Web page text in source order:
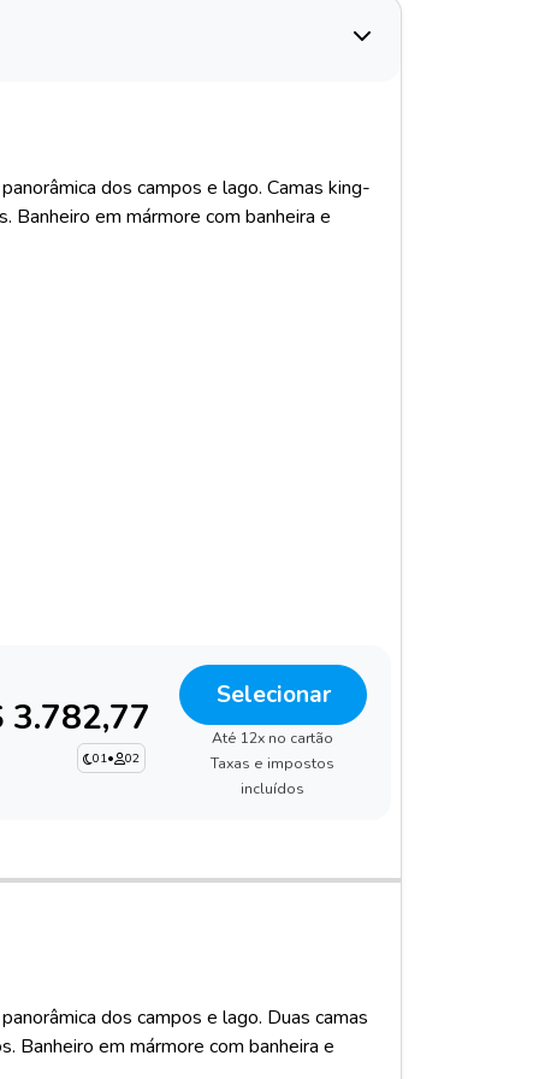
dos campos e lago. Camas king-
em mármore com banheira e
3.782,77
01• 02
Selecionar
Até 12x no cartão
Taxas e impostos
incluídos
dos campos e lago. Duas camas
Banheiro em mármore com banheira e